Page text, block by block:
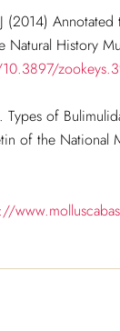
(2014)
Natural History
Types of
of the National